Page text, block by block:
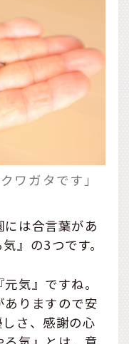
ワガタです」
は合言葉があ
』の3つです。
気』ですね。
りますので安
さ、感謝の心